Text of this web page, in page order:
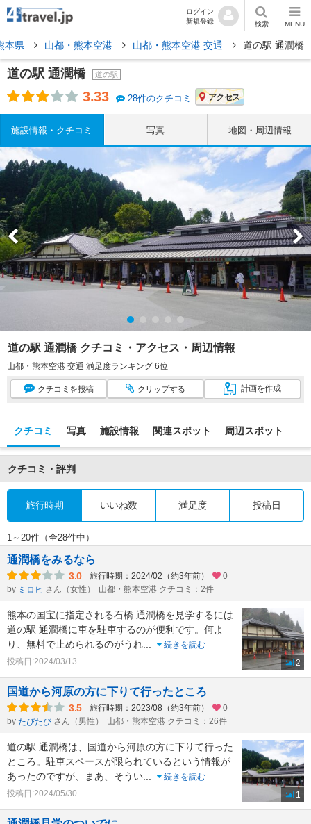
ログイン
新規登録
検索 MENU
本県 山都・熊本空港 山都・熊本空港 交通 道の駅 通潤橋
道の駅 通潤橋 道の駅
3.33 28件のクチコミ アクセス
施設情報・クチコミ 写真 地図・周辺情報
道の駅 通潤橋 クチコミ・アクセス・周辺情報
山都・熊本空港 交通 満足度ランキング 6位
クチコミ を投稿 クリップする 計画を作成
クチコミ 写真 施設情報 関連スポット 周辺スポット
クチコミ・評判
旅行時期 いいね数 満足度 投稿日
1～20件（全28件中）
通潤橋をみるなら
3.0 旅行時期：2024/02（約3年前）
0
by ミロヒ さん（女性） 山都・熊本空港 クチコミ：2件
熊本の国宝に指定される石橋 通潤橋を見学するには
道の駅 通潤橋に車を駐車するのが便利です。何よ
り、無料で止められるのがうれ...
続きを読む
投稿日:2024/03/13
2
国道から河原の方に下りて行ったところ
3.5 旅行時期：2023/08（約3年前）
0
by たびたび さん（男性） 山都・熊本空港 クチコミ：26件
道の駅 通潤橋は、国道から河原の方に下りて行った
ところ。駐車スペースが限られているという情報が
あったのですが、まあ、そうい...
続きを読む
投稿日:2024/05/30
1